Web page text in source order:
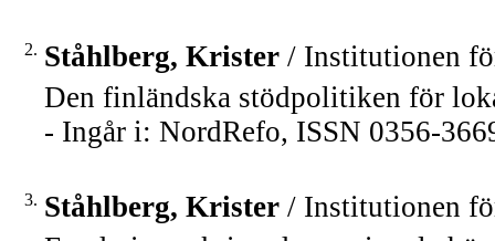
2. Ståhlberg, Krister / Institutionen
Den finländska stödpolitiken för
- Ingår i: NordRefo, ISSN 0356-
3. Ståhlberg, Krister / Institutionen